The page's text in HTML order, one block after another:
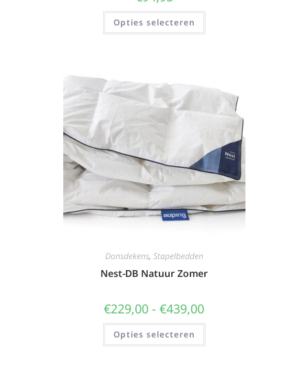
Opties selecteren
Donsdekens, Stapelbedden
Nest-DB Natuur Zomer
€229,00 - €439,00
Opties selecteren